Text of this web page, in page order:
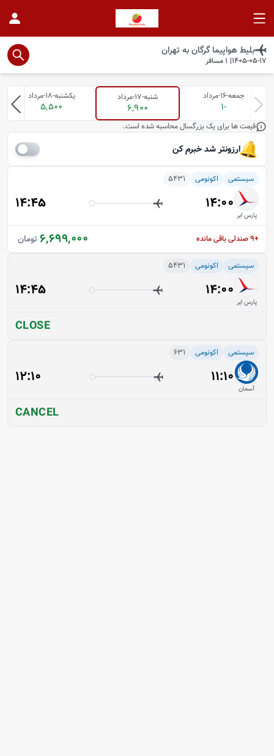
بلیط هواپیما گرگانبه تهران
1405-05-17
|
1مسافر
جمعه-16-مرداد
-1
شنبه-17-مرداد
6,900
یکشنبه-18-مرداد
5,500
قیمت ها برای یک بزرگسال محاسبه شده است.
ارزونتر شد خبرم کن
سیستمی اکونومی 5431
پارس ایر
14:00
14:45
6,699,000 تومان +9 صندلی باقی مانده
سیستمی اکونومی 631
آسمان
11:10
12:10
CANCEL
سیستمی اکونومی 5431
پارس ایر
14:00
14:45
CLOSE